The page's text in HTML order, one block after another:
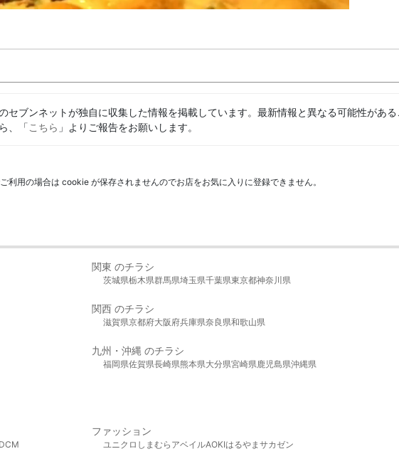
セブンネットが独自に収集した情報を掲載しています。最新情報と異なる可能性があ
、「こちら 」よりご報告をお願いします。
利用の場合は cookie が保存されませんのでお店をお気に入りに登録できません。
関東 のチラシ
茨城県栃木県群馬県埼玉県千葉県東京都神奈川県
関西 のチラシ
滋賀県京都府大阪府兵庫県奈良県和歌山県
九州・沖縄 のチラシ
福岡県佐賀県長崎県熊本県大分県宮崎県鹿児島県沖縄県
DCM
ファッション
ユニクロ しまむら アベイルAOKIはるやま サカゼン